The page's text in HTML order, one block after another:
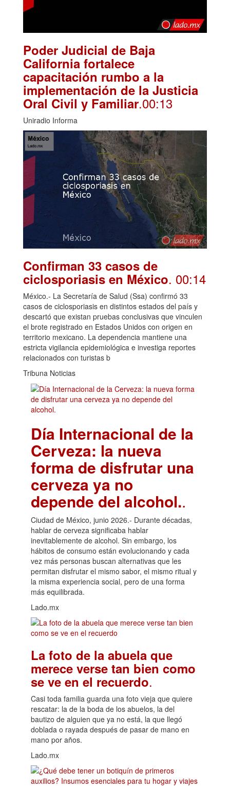
Poder Judicial de Baja
California fortalece
capacitación rumbo a la
implementación de la Justicia
Oral Civil y Familiar.00:13
Uniradio Informa
Confirman 33 casos de
ciclosporiasis en México. 00:14
México.- La Secretaría de Salud (Ssa) confirmó 33
casos de ciclosporiasis en distintos estados del país y
descartó que existan pruebas conclusivas que vinculen
el brote registrado en Estados Unidos con origen en
territorio mexicano. La dependencia mantiene una
estricta vigilancia epidemiológica e investiga reportes
relacionados con turistas b
Tribuna Noticias
Día Internacional de la
Cerveza: la nueva
forma de disfrutar una
cerveza ya no
depende del alcohol..
Ciudad de México, junio 2026.- Durante décadas,
hablar de cerveza significaba hablar
inevitablemente de alcohol. Sin embargo, los
hábitos de consumo están evolucionando y cada
vez más personas buscan alternativas que les
permitan disfrutar el mismo sabor, el mismo ritual y
la misma experiencia social, pero de una forma
más equilibrada.
Lado.mx
La foto de la abuela que
merece verse tan bien como
se ve en el recuerdo.
Casi toda familia guarda una foto vieja que quiere
rescatar: la de la boda de los abuelos, la del
bautizo de alguien que ya no está, la que llegó
doblada o rayada después de pasar de mano en
mano por años.
Lado.mx